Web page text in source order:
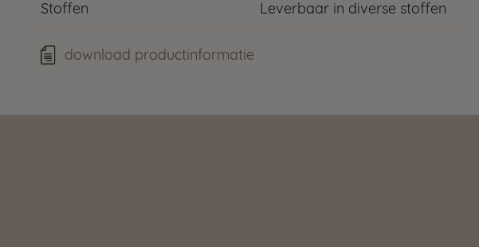
Stoffen Leverbaar in diverse stoffen
download productinformatie